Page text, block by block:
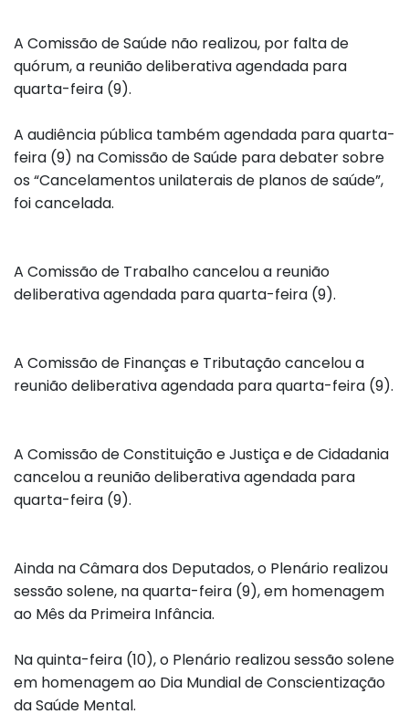
A Comissão de Saúde não realizou, por falta de
quórum, a reunião deliberativa agendada para
quarta-feira (9).
A audiência pública também agendada para quarta-
feira (9) na Comissão de Saúde para debater sobre
os “Cancelamentos unilaterais de planos de saúde”,
foi cancelada.
A Comissão de Trabalho cancelou a reunião
deliberativa agendada para quarta-feira (9).
A Comissão de Finanças e Tributação cancelou a
reunião deliberativa agendada para quarta-feira (9).
A Comissão de Constituição e Justiça e de Cidadania
cancelou a reunião deliberativa agendada para
quarta-feira (9).
Ainda na Câmara dos Deputados, o Plenário realizou
sessão solene, na quarta-feira (9), em homenagem
ao Mês da Primeira Infância.
Na quinta-feira (10), o Plenário realizou sessão solene
em homenagem ao Dia Mundial de Conscientização
da Saúde Mental.